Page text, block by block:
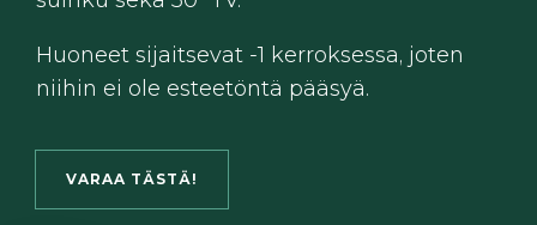
Huoneet sijaitsevat -1 kerroksessa, joten
niihin ei ole esteetöntä pääsyä.
VARAA TÄSTÄ!